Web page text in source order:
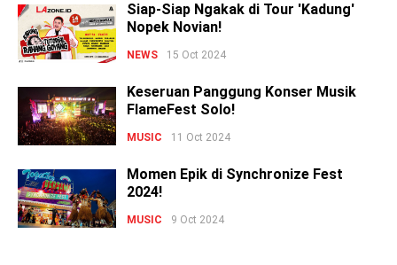
Siap-Siap Ngakak di Tour 'Kadung'
Nopek Novian!
NEWS 15 Oct 2024
Keseruan Panggung Konser Musik
FlameFest Solo!
MUSIC 11 Oct 2024
Momen Epik di Synchronize Fest
2024!
MUSIC 9 Oct 2024